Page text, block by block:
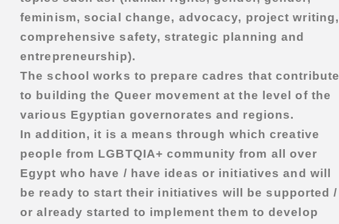
feminism, social change, advocacy, project writing,
comprehensive safety, strategic planning and
entrepreneurship).
The school works to prepare cadres that contribute
to building the Queer movement at the level of the
various Egyptian governorates and regions.
In addition, it is a means through which creative
people from LGBTQIA+community from all over
Egypt who have / have ideas or initiatives and will
be ready to start their initiatives will be supported /
or already started to implement them to develop